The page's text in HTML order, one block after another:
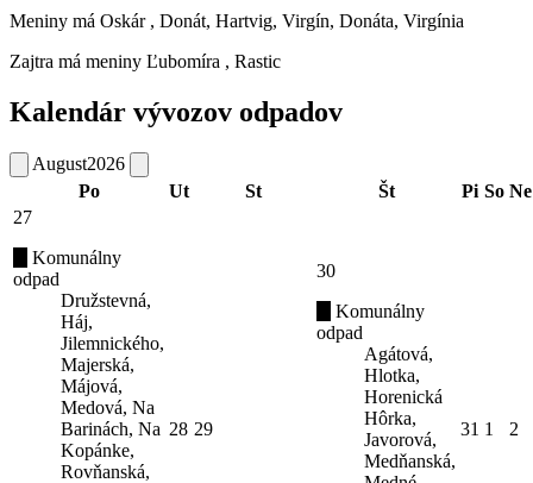
Meniny má Oskár , Donát, Hartvig, Virgín, Donáta, Virgínia
Zajtra má meniny Ľubomíra , Rastic
Kalendár vývozov odpadov
August2026
Po
Ut St Št Pi So Ne
27
Komunálny
odpad
Družstevná,
Háj,
Jilemnického,
Majerská,
Májová,
Medová, Na
Barinách, Na
Kopánke,
Rovňanská,
28 29
30
Komunálny
odpad
Agátová,
Hlotka,
Horenická
Hôrka,
Javorová,
Medňanská,
31 1 2